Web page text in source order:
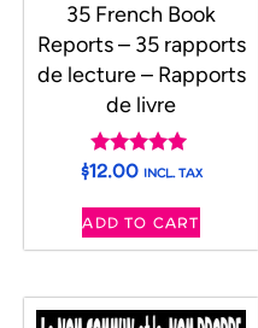
35 French Book
Reports – 35 rapports
de lecture – Rapports
de livre
Rated
out of 5
$12.00 INCL. TAX
ADD TO CART